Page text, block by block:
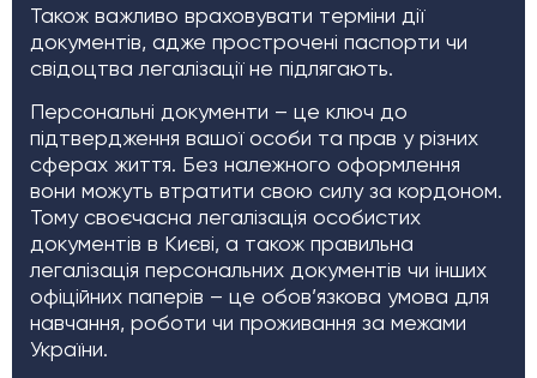
Також важливо враховувати терміни дії
документів, адже прострочені паспорти чи
свідоцтва легалізації не підлягають.
Персональні документи – це ключ до
підтвердження вашої особи та прав у різних
сферах життя. Без належного оформлення
вони можуть втратити свою силу за кордоном.
Тому своєчасна легалізація особистих
документів в Києві, а також правильна
легалізація персональних документів чи інших
офіційних паперів – це обов’язкова умова для
навчання, роботи чи проживання за межами
України.